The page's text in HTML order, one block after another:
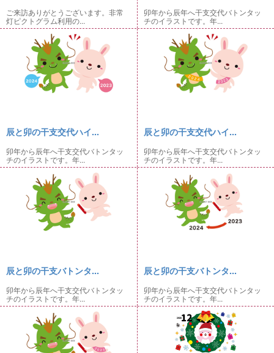
ご来訪ありがとうございます。非常
灯ピクトグラム利用の...
卯年から辰年へ干支交代バトンタッ
チのイラストです。年...
辰と卯の干支交代ハイ...
卯年から辰年へ干支交代バトンタッ
チのイラストです。年...
辰と卯の干支交代ハイ...
卯年から辰年へ干支交代バトンタッ
チのイラストです。年...
辰と卯の干支バトンタ...
卯年から辰年へ干支交代バトンタッ
チのイラストです。年...
辰と卯の干支バトンタ...
卯年から辰年へ干支交代バトンタッ
チのイラストです。年...